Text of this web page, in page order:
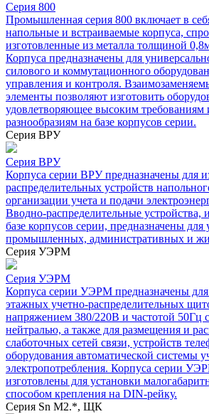
Серия 800
Промышленная серия 800 включает в
напольные и встраиваемые корпуса,
изготовленные из металла толщиной
Корпуса предназначены для
силового и коммутационного
управления и контроля.
элементы позволяют изготовить
удовлетворяющее высоким
разнообразиям на базе корпусов серии.
Серия ВРУ
Серия ВРУ
Корпуса серии ВРУ предназначены для
распределительных устройств
организации учета и подачи
Вводно-распределительные устройства,
базе корпусов серии, предназначены для
промышленных, административных и
Серия УЭРМ
Серия УЭРМ
Корпуса серии УЭРМ предназначены для
этажных учетно-распределительных
напряжением 380/220В и частотой 50Гц
нейтралью, а также для размещения и
слаботочных сетей связи, устройств
оборудования автоматической системы
электропотребления. Корпуса серии
изготовлены для установки
способом крепления на DIN-рейку.
Серия Sn М2.*, ЩК